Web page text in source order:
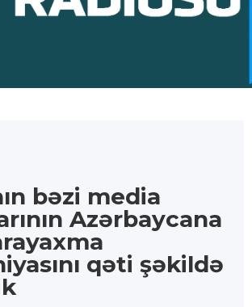
bəzi media
Azərbaycana
qəti şəkildə